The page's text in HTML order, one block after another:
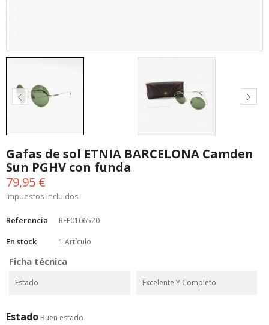
Gafas de sol ETNIA BARCELONA Camden
Sun PGHV con funda
79,95 €
Impuestos incluidos
Referencia REF0106520
En stock 1 Artículo
Ficha técnica
Estado Excelente Y Completo
Estado Buen estado